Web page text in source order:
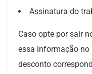
Assinatura do
Caso opte por sair
essa informação no
desconto